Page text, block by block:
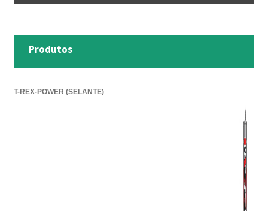
Produtos
T-REX-POWER (SELANTE)